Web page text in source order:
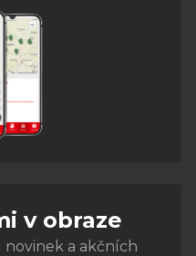
v obraze
novinek a akčních